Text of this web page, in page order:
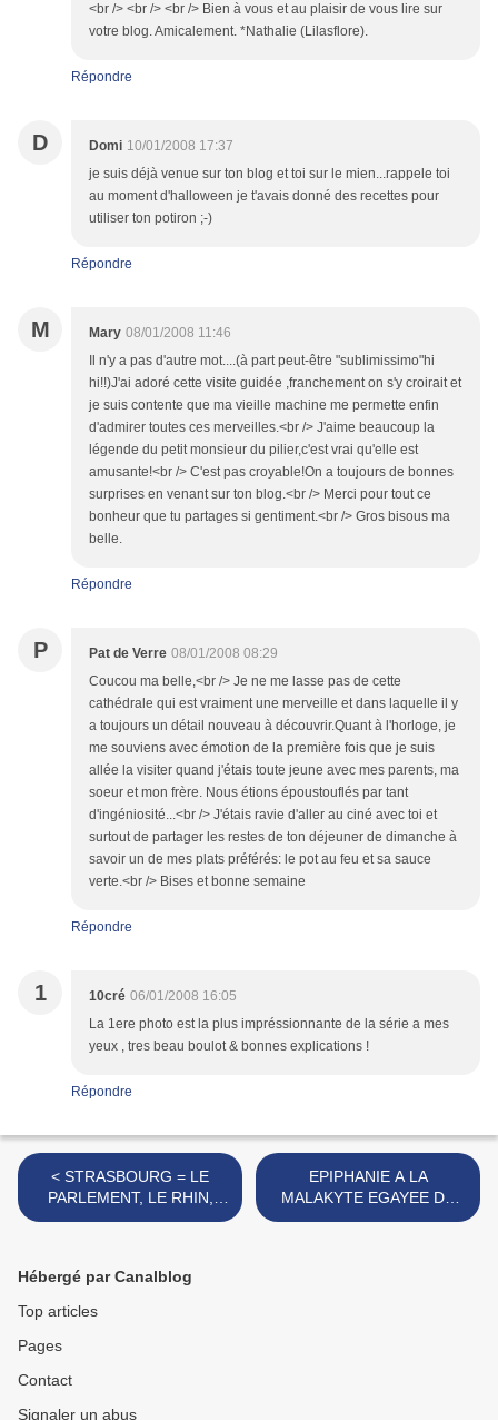
<br /> <br /> <br /> Bien à vous et au plaisir de vous lire sur
votre blog. Amicalement. *Nathalie (Lilasflore).
Répondre
D Domi 10/01/2008 17:37
je suis déjà venue sur ton blog et toi sur le mien...rappele toi
au moment d'halloween je t'avais donné des recettes pour
utiliser ton potiron ;-)
Répondre
M Mary 08/01/2008 11:46
Il n'y a pas d'autre mot....(à part peut-être "sublimissimo"hi
hi!!)J'ai adoré cette visite guidée ,franchement on s'y croirait et
je suis contente que ma vieille machine me permette enfin
d'admirer toutes ces merveilles.<br /> J'aime beaucoup la
légende du petit monsieur du pilier,c'est vrai qu'elle est
amusante!<br /> C'est pas croyable!On a toujours de bonnes
surprises en venant sur ton blog.<br /> Merci pour tout ce
bonheur que tu partages si gentiment.<br /> Gros bisous ma
belle.
Répondre
P Pat de Verre 08/01/2008 08:29
Coucou ma belle,<br /> Je ne me lasse pas de cette
cathédrale qui est vraiment une merveille et dans laquelle il y
a toujours un détail nouveau à découvrir.Quant à l'horloge, je
me souviens avec émotion de la première fois que je suis
allée la visiter quand j'étais toute jeune avec mes parents, ma
soeur et mon frère. Nous étions époustouflés par tant
d'ingéniosité...<br /> J'étais ravie d'aller au ciné avec toi et
surtout de partager les restes de ton déjeuner de dimanche à
savoir un de mes plats préférés: le pot au feu et sa sauce
verte.<br /> Bises et bonne semaine
Répondre
1 10cré 06/01/2008 16:05
La 1ere photo est la plus impréssionnante de la série a mes
yeux , tres beau boulot & bonnes explications !
Répondre
< STRASBOURG = LE
PARLEMENT, LE RHIN,
LES CYGNES, LE CENTRE
EPIPHANIE A LA
MALAKYTE EGAYEE DE
TROIS BOUQUETS ET
Hébergé par Canalblog
Top articles
Pages
Contact
Signaler un abus